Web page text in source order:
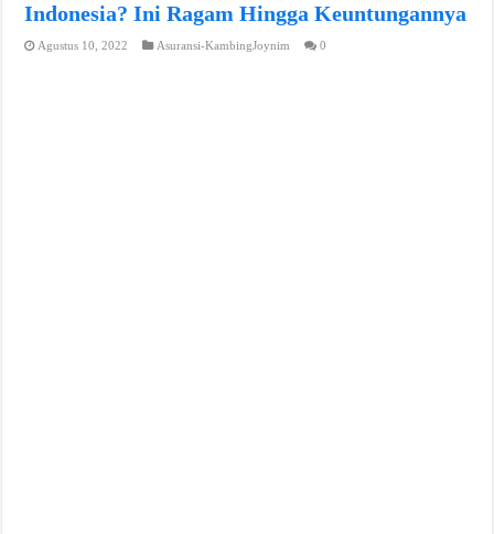
Indonesia? Ini Ragam Hingga Keuntungannya
Agustus 10, 2022 Asuransi-KambingJoynim 0